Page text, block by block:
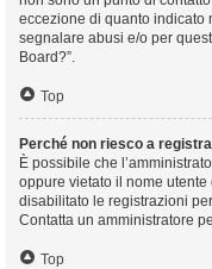
eccezione di quanto indicato
segnalare abusi e/o per
Board?”.
Top
Perché non riesco a
È possibile che
oppure vietato il nome
disabilitato le registrazioni
Contatta un amministratore
Top